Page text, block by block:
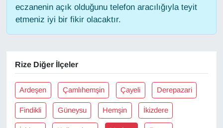
eczanenin açık olduğunu telefon aracılığıyla teyit
etmeniz iyi bir fikir olacaktır.
Rize Diğer İlçeler
Ardeşen Çamlıhemşin Çayeli Derepazari
Findikli Güneysu Hemşin İkizdere
YAŞAM